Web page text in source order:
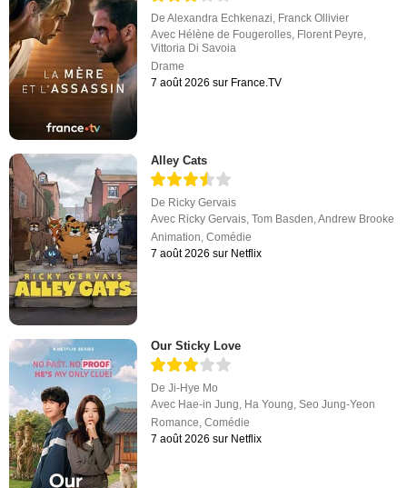
DeAlexandra Echkenazi, Franck Ollivier
Avec Hélène de Fougerolles, Florent Peyre,
Vittoria Di Savoia
Drame
7 août 2026 sur France.TV
Alley Cats
De Ricky Gervais
Avec Ricky Gervais,Tom Basden,Andrew Brooke
Animation,Comédie
7 août 2026 sur Netflix
Our Sticky Love
DeJi-Hye Mo
Avec Hae-in Jung Ha Young ,Seo Jung-Yeon
Romance ,Comédie
7 août 2026 sur Netflix